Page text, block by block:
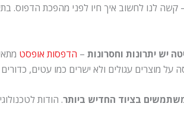
קשה לנו לחשוב איך חיו לפני מהפכת הדפוס.
יש יתרונות וחסרונות – הדפסות אופסט
מוצרים עגולים ולא ישרים כמו עטים,
בציוד החדיש ביותר. הודות